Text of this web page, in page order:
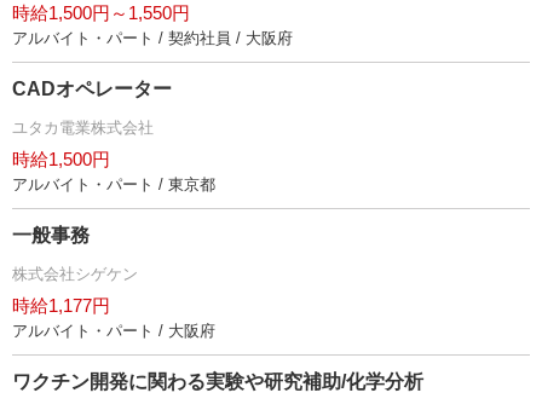
時給1,500円～1,550円
アルバイト・パート / 契約社員 / 大阪府
CADオペレーター
ユタカ電業株式会社
時給1,500円
アルバイト・パート / 東京都
一般事務
株式会社シゲケン
時給1,177円
アルバイト・パート / 大阪府
ワクチン開発に関わる実験や研究補助/化学分析